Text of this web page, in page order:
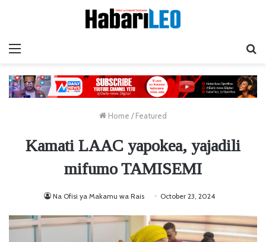
Home / Featured
Kamati LAAC yapokea, yajadili
mifumo TAMISEMI
Na Ofisi ya Makamu wa Rais October 23, 2024